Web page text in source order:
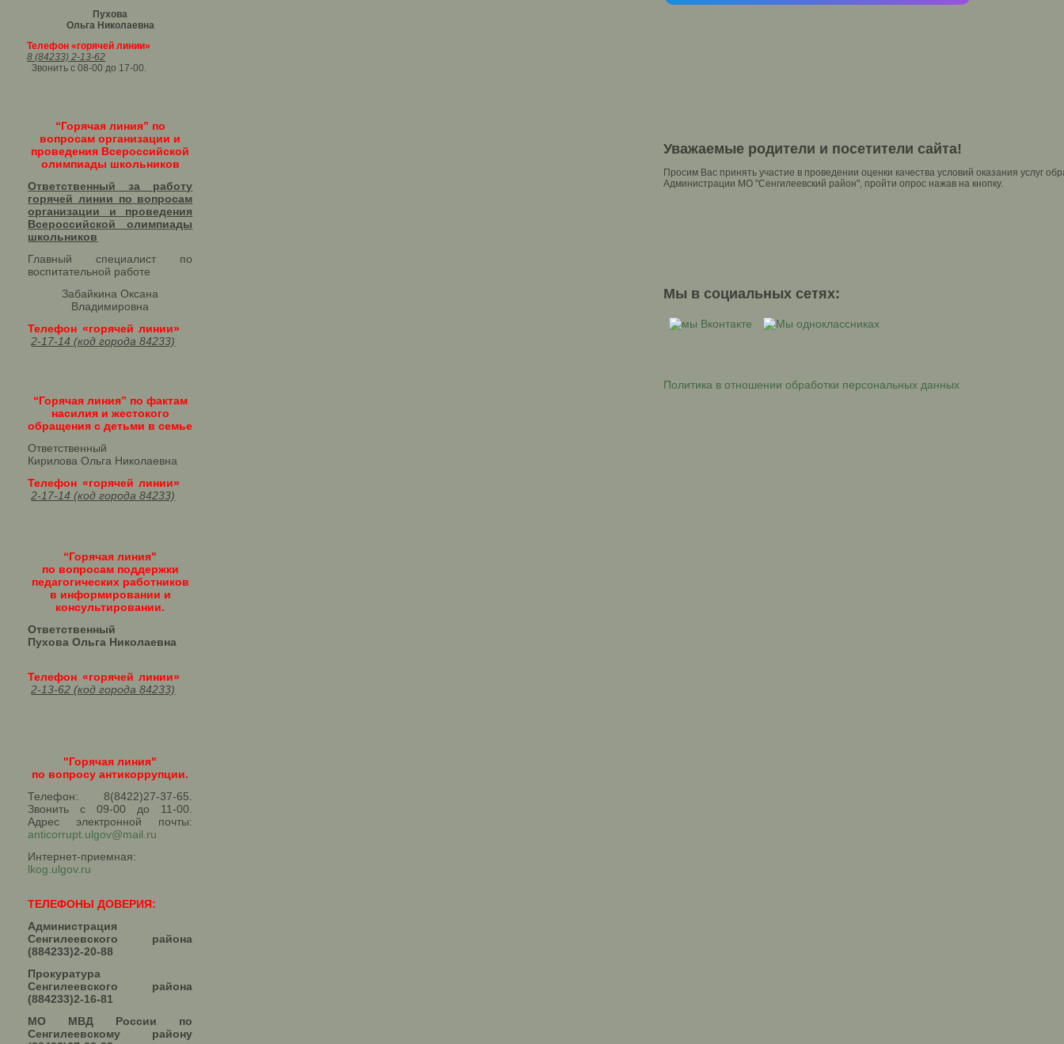
Пухова
Ольга Николаевна
Телефон «горячей линии»
8 (84233) 2-13-62
Звонить с 08-00 до 17-00.
“Горячая линия” по
вопросам организации и
проведения Всероссийской
олимпиады школьников
Ответственный за работу
горячей линии по вопросам
организации и проведения
Всероссийской олимпиады
школьников​
Главный специалист по
воспитательной работе
Забайкина Оксана
Владимировна
Телефон «горячей линии»
2-17-14 (код города 84233)
“Горячая линия” по фактам
насилия и жестокого
обращения с детьми в семье
Ответственный
Кирилова Ольга Николаевна
Телефон «горячей линии»
2-17-14 (код города 84233)
“Горячая линия"
по вопросам поддержки
педагогических работников
в информировании и
консультировании.
Ответственный
Пухова Ольга Николаевна
Телефон «горячей линии»
2-13-62 (код города 84233)
"Горячая линия"
по вопросу антикоррупции.
Телефон: 8(8422)27-37-65.
Звонить с 09-00 до 11-00.
Адрес электронной почты:
anticorrupt.ulgov@mail.ru
Интернет-приемная:
lkog.ulgov.ru
ТЕЛЕФОНЫ ДОВЕРИЯ:
Администрация
Сенгилеевского района
(884233)2-20-88
Прокуратура
Сенгилеевского района
(884233)2-16-81
МО МВД России по
Сенгилеевскому району
Уважаемые родители и посетители сайта!
Просим Вас принять участие в проведении оценки качества условий оказания
Администрации МО "Сенгилеевский район", пройти опрос нажав на кнопку.
Мы в социальных сетях:
Политика в отношении обработки персональных данных